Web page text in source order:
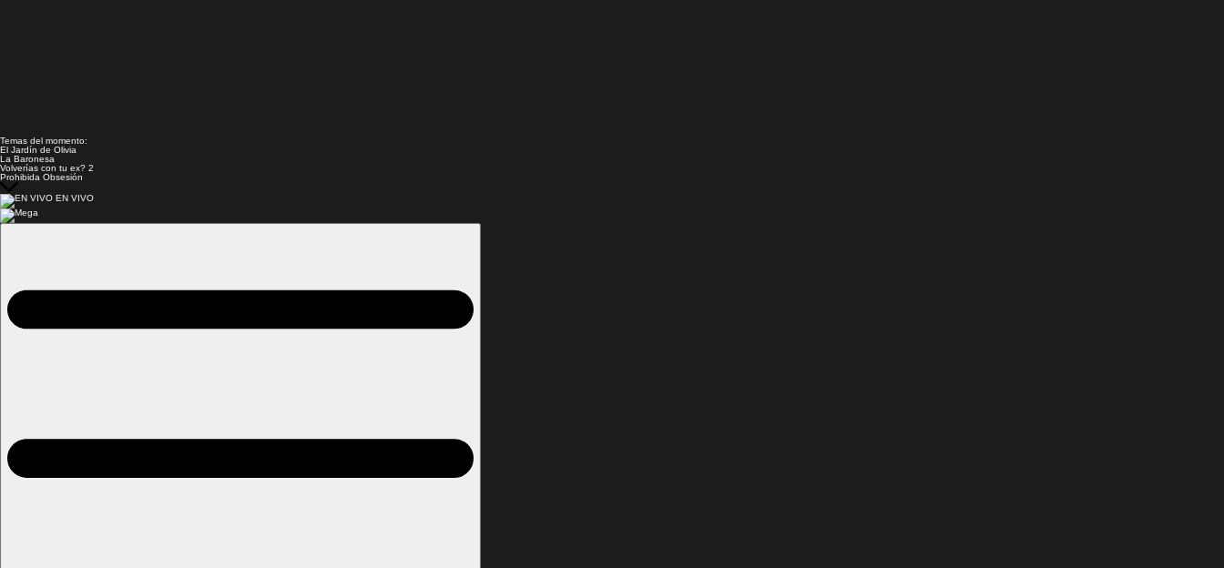
Temas del momento:
El Jardín de Olivia
La Baronesa
Volverías con tu ex? 2
Prohibida Obsesión
EN VIVO